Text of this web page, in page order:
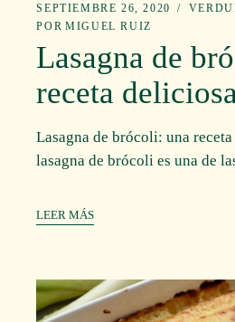
SEPTIEMBRE 26, 2020
POR MIGUEL RUIZ
Lasagna de
receta
Lasagna de brócoli: una
lasagna de brócoli es una de
LEER MÁS